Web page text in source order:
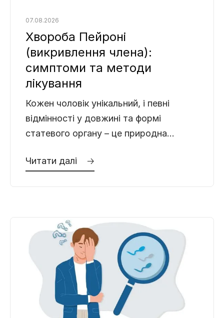
Хвороба Пейроні
(викривлення члена):
симптоми та методи
лікування
07.08.2026
Кожен чоловік унікальний, і певні
відмінності у довжині та формі
статевого органу – це природна
і це зовсім не
Читати далі 🡢